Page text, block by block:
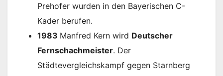
Prehofer wurden in den Bayerischen C-
Kader berufen.
1983 Manfred Kern wird Deutscher
Fernschachmeister. Der
Städtevergleichskampf gegen Starnberg